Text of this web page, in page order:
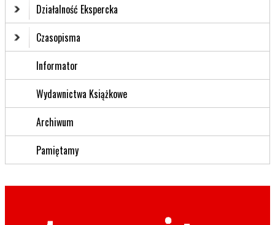
Działalność Ekspercka
Czasopisma
Informator
Wydawnictwa Książkowe
Archiwum
Pamiętamy